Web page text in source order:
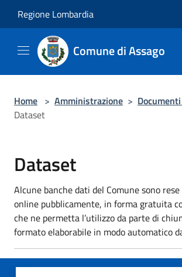
Regione Lombardia
Comune di Assago
Home > Amministrazione >
Dataset
Dataset
Alcune banche dati del Comune sono
online pubblicamente, in forma gratuita
che ne permetta l’utilizzo da parte di
formato elaborabile in modo automatico